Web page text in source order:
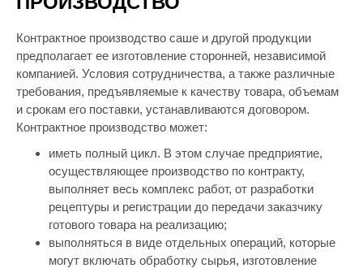
Контрактное производство саше и другой продукции
предполагает ее изготовление сторонней, независимой
компанией. Условия сотрудничества, а также различные
требования, предъявляемые к качеству товара, объемам
и срокам его поставки, устанавливаются договором.
Контрактное производство может:
иметь полный цикл. В этом случае предприятие,
осуществляющее производство по контракту,
выполняет весь комплекс работ, от разработки
рецептуры и регистрации до передачи заказчику
готового товара на реализацию;
выполняться в виде отдельных операций, которые
могут включать обработку сырья, изготовление